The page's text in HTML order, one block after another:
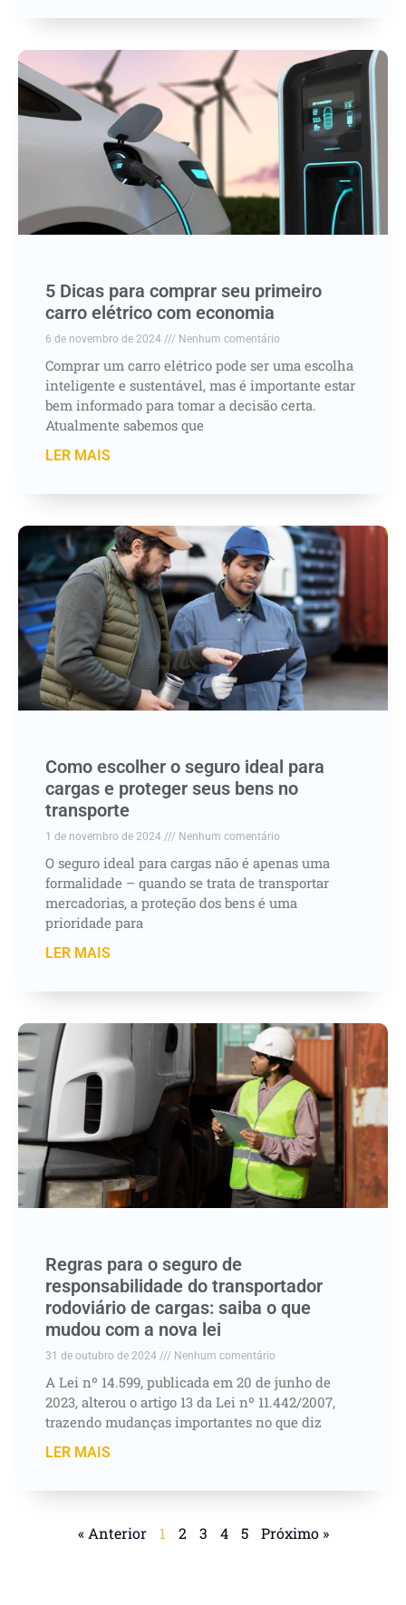
5 Dicas para comprar seu primeiro
carro elétrico com economia
6 de novembro de 2024 Nenhum comentário
Comprar um carro elétrico pode ser uma escolha
inteligente e sustentável, mas é importante estar
bem informado para tomar a decisão certa.
Atualmente sabemos que
LER MAIS
Como escolher o seguro ideal para
cargas e proteger seus bens no
transporte
1 de novembro de 2024 Nenhum comentário
O seguro ideal para cargas não é apenas uma
formalidade – quando se trata de transportar
mercadorias, a proteção dos bens é uma
prioridade para
LER MAIS
Regras para o seguro de
responsabilidade do transportador
rodoviário de cargas: saiba o que
mudou com a nova lei
31 de outubro de 2024 Nenhum comentário
A Lei nº 14.599, publicada em 20 de junho de
2023, alterou o artigo 13 da Lei nº 11.442/2007,
trazendo mudanças importantes no que diz
LER MAIS
« Anterior 1 2 3 4 5 Próximo »